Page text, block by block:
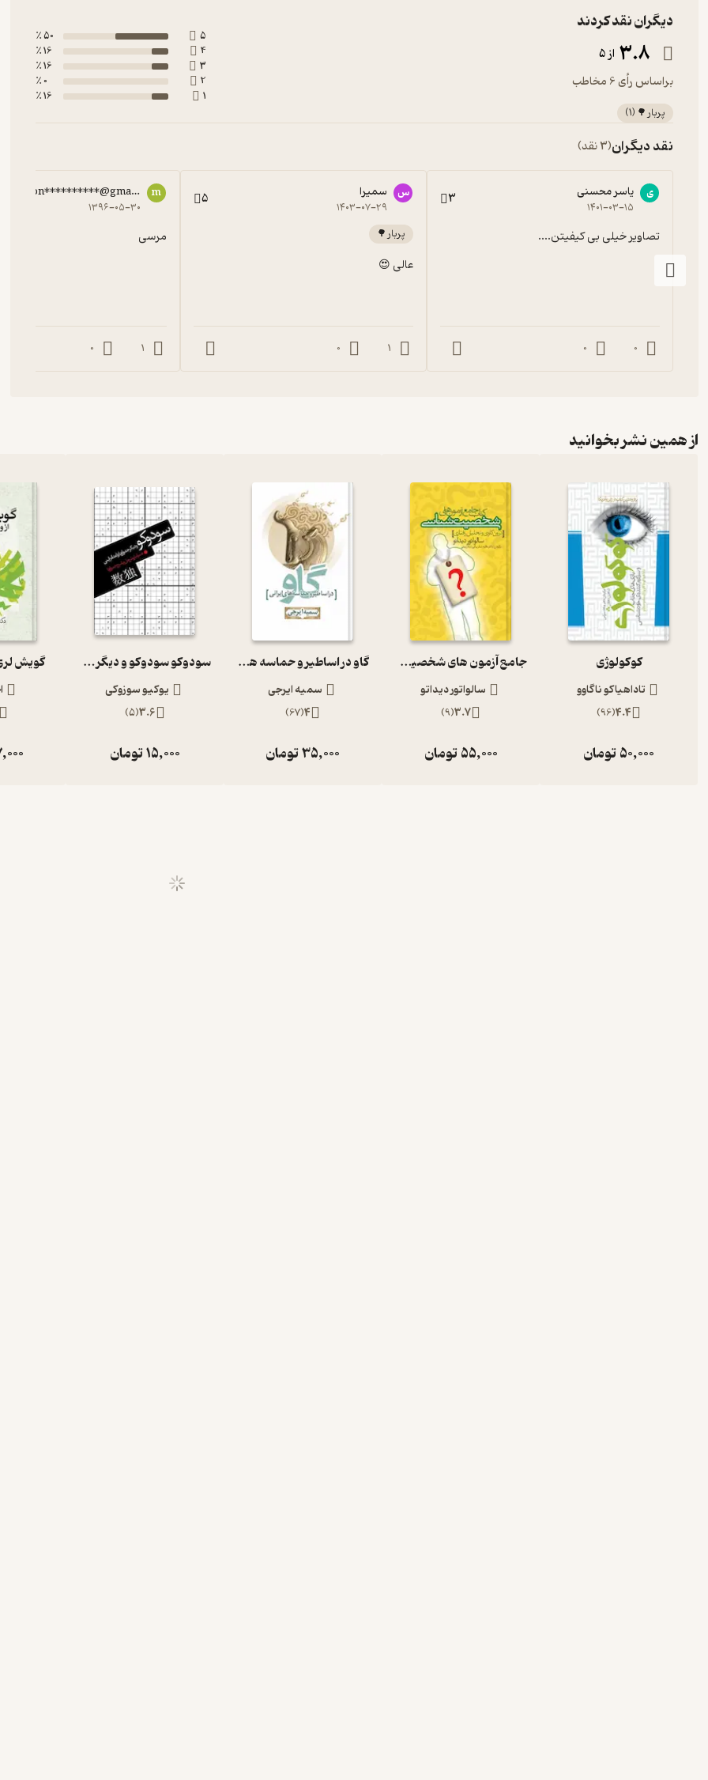
دیگران نقد کردند
3.8 از 5
براساس رأی 6 مخاطب
پربار 🌳 (
1
)
5
50 ٪
4
16 ٪
3
16 ٪
2
0 ٪
1
16 ٪
نقد دیگران(3 نقد)
ی یاسر محسنی
۱۴۰۱-۰۳-۱۵ 3
تصاویر خیلی بی کیفیتن....
0
0
س سمیرا
۱۴۰۳-۰۷-۲۹ 5
پربار 🌳
عالی 😍
1
0
m
mon**********@gmail.com
۱۳۹۶-۰۵-۳۰
مرسی
1
0
از همین نشر بخوانید
کوکولوژی
تاداهیاکو ناگاوو
4.4
(
96
)
50,000تومان
جامع آزمون های شخصیت شناسی درون کاوی و تحلیل رفتاری
سالواتور دیداتو
3.7
(
9
)
55,000تومان
گاو در اساطیر و حماسه های ایرانی
سمیه ایرجی
4
(
67
)
35,000تومان
سودوکو سودوکو و دیگر جداول اعداد ژاپنی
یوکیو سوزوکی
3.6
(
5
)
15,000تومان
گویش